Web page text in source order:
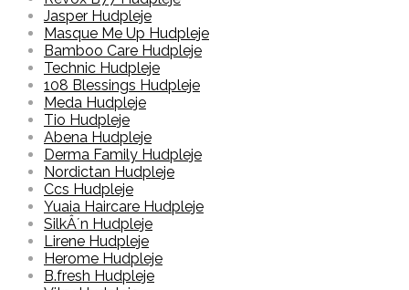
Jasper Hudpleje
Masque Me Up Hudpleje
Bamboo Care Hudpleje
Technic Hudpleje
108 Blessings Hudpleje
Meda Hudpleje
Tio Hudpleje
Abena Hudpleje
Derma Family Hudpleje
Nordictan Hudpleje
Ccs Hudpleje
Yuaia Haircare Hudpleje
SilkÂ´n Hudpleje
Lirene Hudpleje
Herome Hudpleje
B.fresh Hudpleje